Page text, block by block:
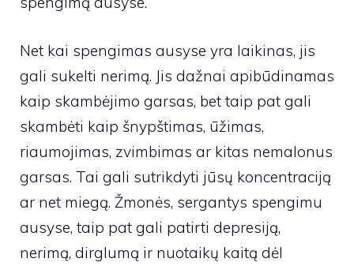
Net kai spengimas ausyse yra laikinas, jis
gali sukelti nerimą. Jis dažnai apibūdinamas
kaip skambėjimo garsas, bet taip pat gali
skambėti kaip šnypštimas, ūžimas,
riaumojimas, zvimbimas ar kitas nemalonus
garsas. Tai gali sutrikdyti jūsų koncentraciją
ar net miegą. Žmonės, sergantys spengimu
ausyse, taip pat gali patirti depresiją,
nerimą, dirglumą ir nuotaikų kaitą dėl